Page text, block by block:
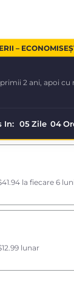
–
2 ani, apoi
In: 05Zile 04
la fiecare 6 luni
lunar